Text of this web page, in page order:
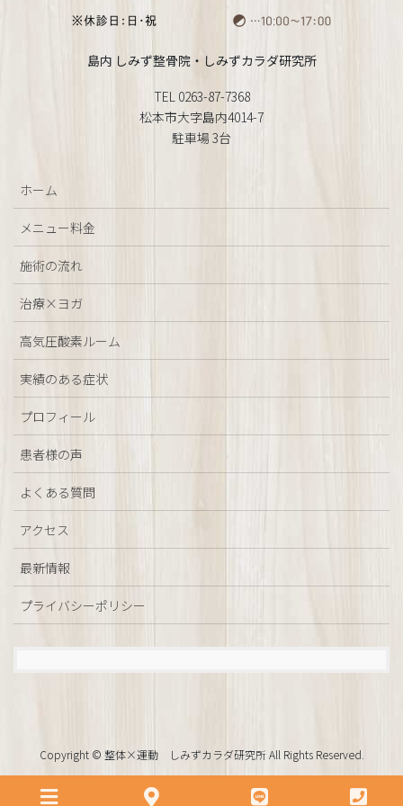
島内 しみず整骨院・しみずカラダ研究所
TEL 0263-87-7368
松本市大字島内4014-7
駐車場 3台
ホーム
メニュー料金
施術の流れ
治療×ヨガ
高気圧酸素ルーム
実績のある症状
プロフィール
患者様の声
よくある質問
アクセス
最新情報
プライバシーポリシー
Copyright © 整体×運動 しみずカラダ研究所 All Rights Reserved.